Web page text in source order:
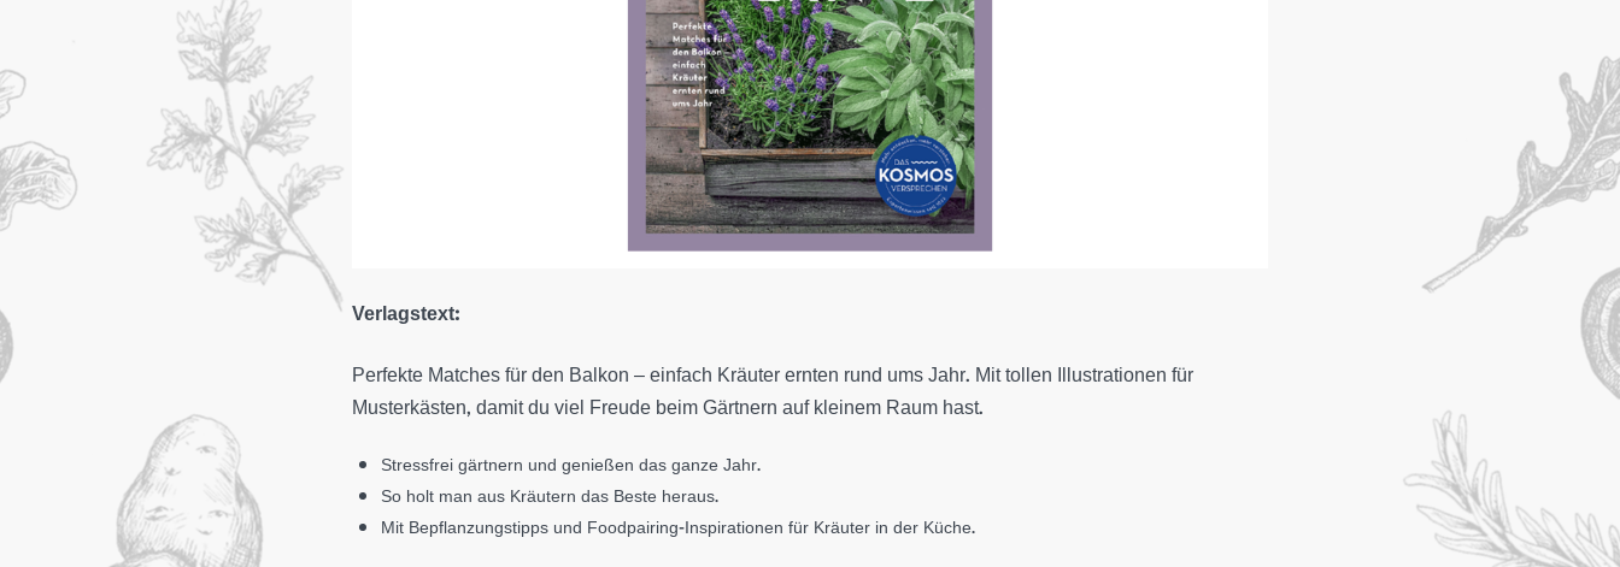
Verlagstext:
Perfekte Matches für den Balkon – einfach Kräuter ernten rund ums Jahr. Mit tollen Illustrationen für
Musterkästen, damit du viel Freude beim Gärtnern auf kleinem Raum hast.
Stressfrei gärtnern und genießen das ganze Jahr.
So holt man aus Kräutern das Beste heraus.
Mit Bepflanzungstipps und Foodpairing-Inspirationen für Kräuter in der Küche.